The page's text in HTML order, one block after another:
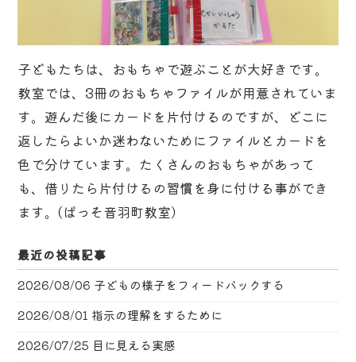
子どもたちは、おもちゃで遊ぶことが大好きです。
教室では、3冊のおもちゃファイルが用意されていま
す。遊んだ後にカードを片付けるのですが、どこに
返したらよいか迷わないためにファイルとカードを
色で分けています。たくさんのおもちゃがあって
も、借りたら片付けるの習慣を身に付ける事ができ
ます。(ぱっそ音羽町教室）
最近の投稿記事
2026/08/06 子どもの様子をフィードバックする
2026/08/01 指示の理解をするために
2026/07/25 目に見える実感